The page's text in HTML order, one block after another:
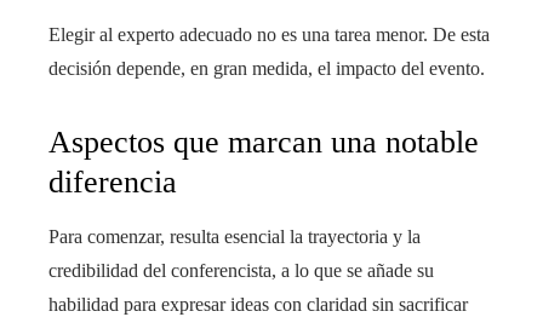
Elegir al experto adecuado no es una tarea menor. De esta
decisión depende, en gran medida, el impacto del evento.
Aspectos que marcan una notable
diferencia
Para comenzar, resulta esencial la trayectoria y la
credibilidad del conferencista, a lo que se añade su
habilidad para expresar ideas con claridad sin sacrificar